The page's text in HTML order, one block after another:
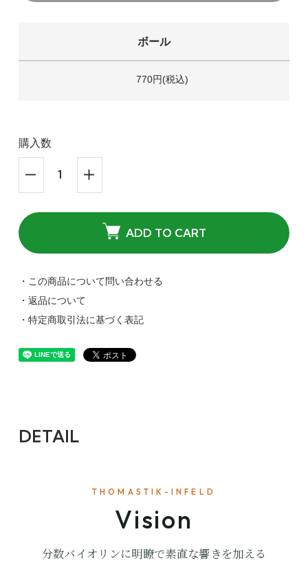
ボール
770円(税込)
購入数
ADD TO CART
・この商品について問い合わせる
・返品について
・特定商取引法に基づく表記
DETAIL
THOMASTIK-INFELD
Vision
分数バイオリンに明瞭で素直な響きを加える